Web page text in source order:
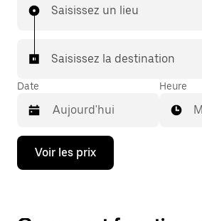
Saisissez un lieu
Saisissez la destination
Date
Appuyez
la
Heure
Voir les prix